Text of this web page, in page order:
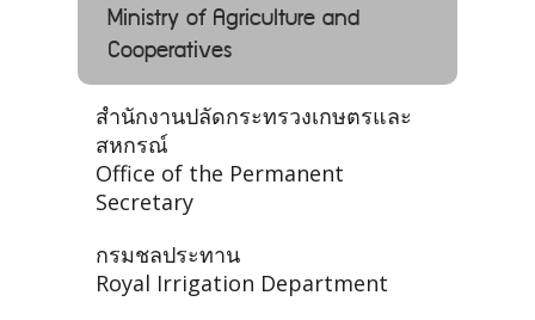
Ministry of Agriculture and
Cooperatives
สำนักงานปลัดกระทรวงเกษตรและ
สหกรณ์
Office of the Permanent
Secretary
กรมชลประทาน
Royal Irrigation Department